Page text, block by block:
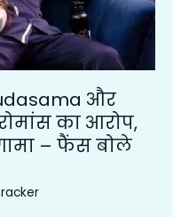
और
का आरोप,
– फैंस बोले